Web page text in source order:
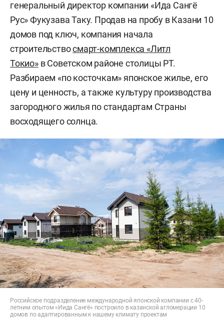
генеральный директор компании «Ида Сангё
Рус» Фукузава Таку. Продав на пробу в Казани 10
домов под ключ, компания начала
строительствосмарт-комплекса «Литл
Токио»в Советском районе столицы РТ.
Разбираем «по косточкам» японское жилье, его
цену и ценность, а также культуру производства
загородного жилья по стандартам Страны
восходящего солнца.
Российское подразделение международной японской компании с 40-
летним опытом «Иида Сангё» построило в казанской агломерации 10
домов по адаптированным к нашему климату проектам